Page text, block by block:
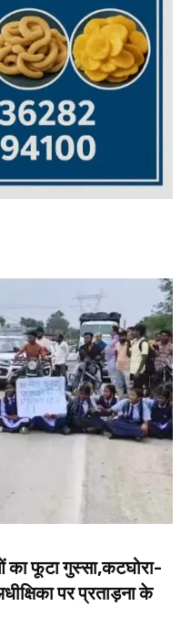
का फूटा गुस्सा,कटघोरा-
पर प्रताड़ना के